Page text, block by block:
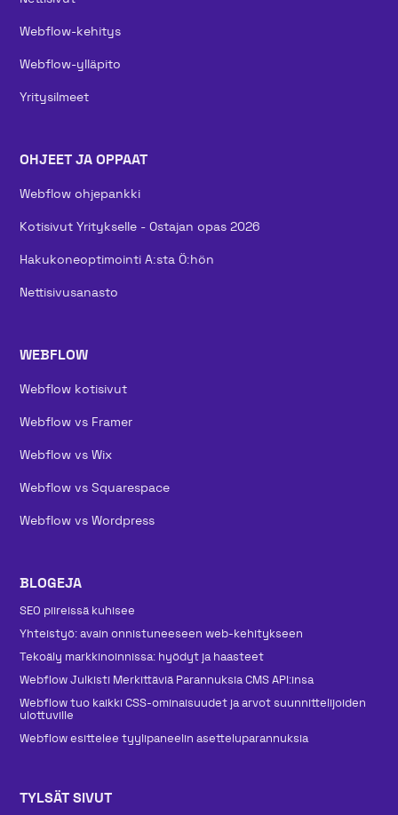
Webflow-kehitys
Webflow-ylläpito
Yritysilmeet
OHJEET JA OPPAAT
Webflow ohjepankki
Kotisivut Yritykselle - Ostajan opas 2026
Hakukoneoptimointi A:sta Ö:hön
Nettisivusanasto
WEBFLOW
Webflow kotisivut
Webflow vs Framer
Webflow vs Wix
Webflow vs Squarespace
Webflow vs Wordpress
BLOGEJA
SEO piireissä kuhisee
Yhteistyö: avain onnistuneeseen web-kehitykseen
Tekoäly markkinoinnissa: hyödyt ja haasteet
Webflow Julkisti Merkittäviä Parannuksia CMS API:insa
Webflow tuo kaikki CSS-ominaisuudet ja arvot suunnittelijoiden
ulottuville
Webflow esittelee tyylipaneelin asetteluparannuksia
TYLSÄT SIVUT